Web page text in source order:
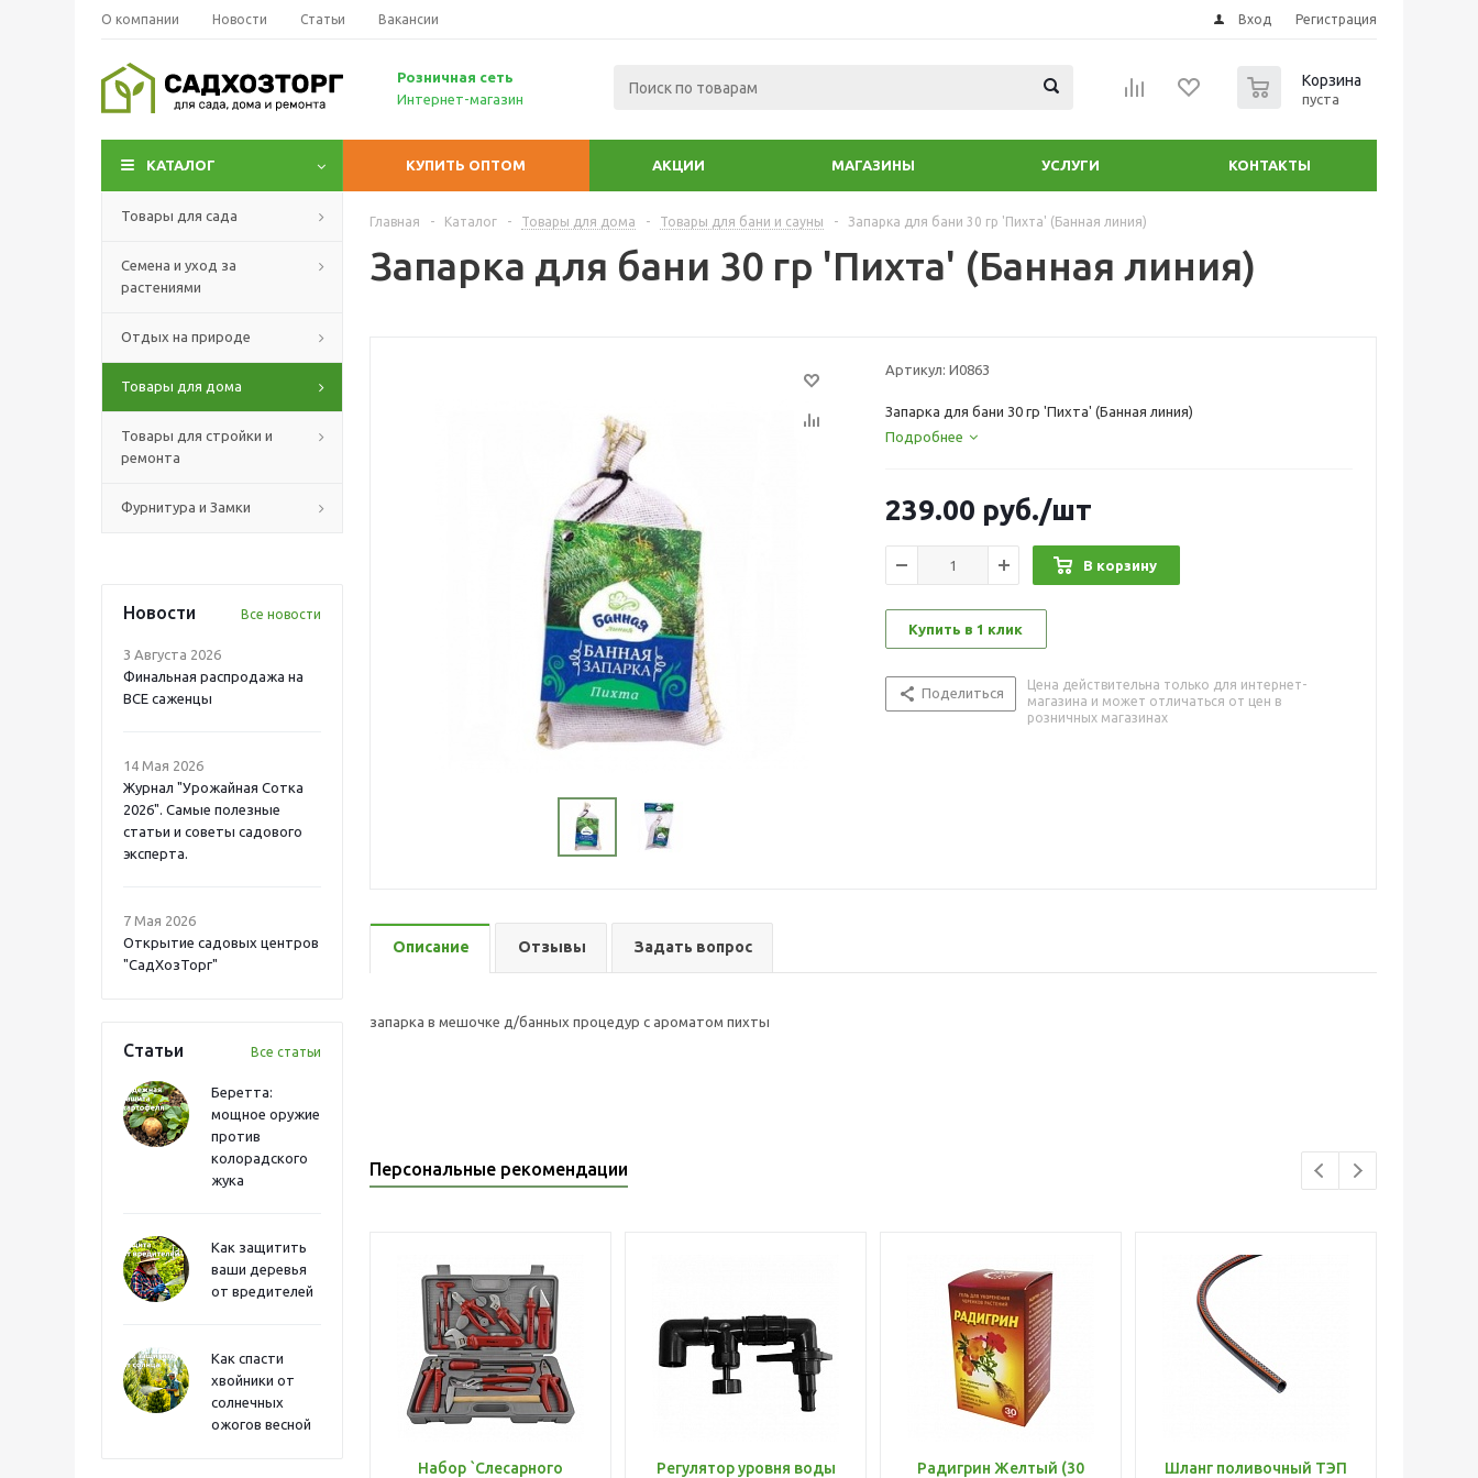
О компании Новости Статьи Вакансии Вход Регистрация
Розничная сеть
Интернет-магазин
Корзина
пуста
КАТАЛОГ КУПИТЬ ОПТОМ АКЦИИ МАГАЗИНЫ УСЛУГИ КОНТАКТЫ
Товары для сада
Семена и уход за
растениями
Отдых на природе
Товары для дома
Товары для стройки и
ремонта
Фурнитура и Замки
Новости Все новости
3 Августа 2026
Финальная распродажа на
ВСЕ саженцы
14 Мая 2026
Журнал "Урожайная Сотка
2026". Самые полезные
статьи и советы садового
эксперта.
7 Мая 2026
Открытие садовых центров
"СадХозТорг"
Статьи Все статьи
Беретта:
мощное оружие
против
колорадского
жука
Как защитить
ваши деревья
от вредителей
Как спасти
хвойники от
солнечных
ожогов весной
Главная - Каталог - Товары для дома - Товары для бани и сауны - Запарка для бани 30 гр 'Пихта' (Банная линия)
Запарка для бани 30 гр 'Пихта' (Банная линия)
Артикул: И0863
Запарка для бани 30 гр 'Пихта' (Банная линия)
Подробнее
239.00 руб./шт
В корзину
Купить в 1 клик
Поделиться
Цена действительна только для интернет-
магазина и может отличаться от цен в
розничных магазинах
Описание Отзывы Задать вопрос
запарка в мешочке д/банных процедур с ароматом пихты
Персональные рекомендации
Набор `Слесарного Регулятор уровня воды Радигрин Желтый (30 Шланг поливочный ТЭП